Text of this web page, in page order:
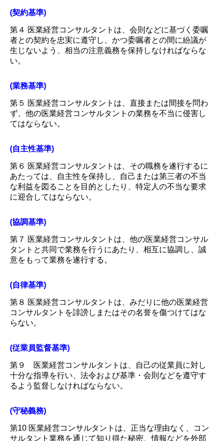
(契約基準)
第４ 医業経営コンサルタントは、会則などに基づく委嘱
者との契約を忠実に遵守し、かつ委嘱者との間に紛議が
生じないよう、相当の注意義務を保持しなければならな
い。
(業務基準)
第５ 医業経営コンサルタントは、直接または間接を問わ
ず、他の医業経営コンサルタントの業務を不当に侵害し
てはならない。
(自主性基準)
第６ 医業経営コンサルタントは、その職務を遂行するに
あたっては、自主性を保持し、自己または第三者の不当
な利益を図ることを目的としたり、特定人の不当な要求
に迎合してはならない。
(協調基準)
第７ 医業経営コンサルタントは、他の医業経営コンサル
タントと共同で業務を行うにあたり、相互に協調し、誠
意をもって業務を遂行する。
(自律基準)
第８ 医業経営コンサルタントは、みだりに他の医業経営
コンサルタントを誹謗しまたはその名誉を傷つけてはな
らない。
(従業員監督基準)
第９ 医業経営コンサルタントは、自己の従業員に対し
十分な指導を行い、法令および基準・会則などを遵守す
るよう監督しなければならない。
(守秘義務)
第10 医業経営コンサルタントは、正当な理由なく、コン
サルタント業務を通じて知り得た秘密、情報などを外部